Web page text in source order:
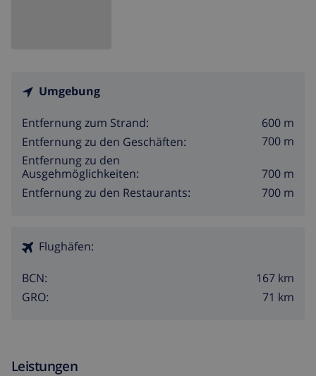
Umgebung
Entfernung zum Strand:
600 m
Entfernung zu den Geschäften:
700 m
Entfernung zu den
Ausgehmöglichkeiten:
700 m
Entfernung zu den Restaurants:
700 m
Flughäfen:
BCN:
167 km
GRO:
71 km
Leistungen